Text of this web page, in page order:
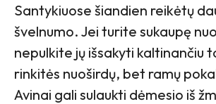
Santykiuose šiandien reikėtų
švelnumo. Jei turite sukaupę
nepulkite jų išsakyti kaltinančiu
rinkitės nuoširdų, bet ramų
Avinai gali sulaukti dėmesio iš